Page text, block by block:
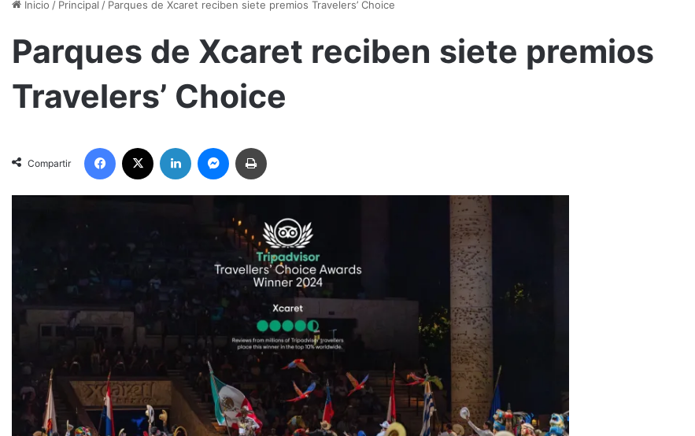
Inicio / Principal / Parques de Xcaret reciben siete premios Travelers’ Choice
Parques de Xcaret reciben siete premios
Travelers’ Choice
Compartir
Facebook LinkedIn Messenger